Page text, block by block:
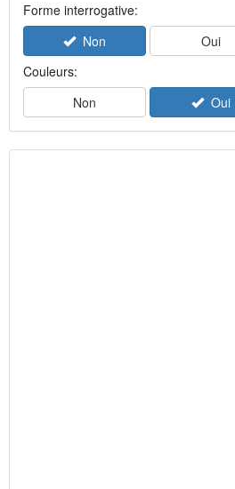
Forme interrogative:
Non
Oui
Couleurs:
Non
Oui